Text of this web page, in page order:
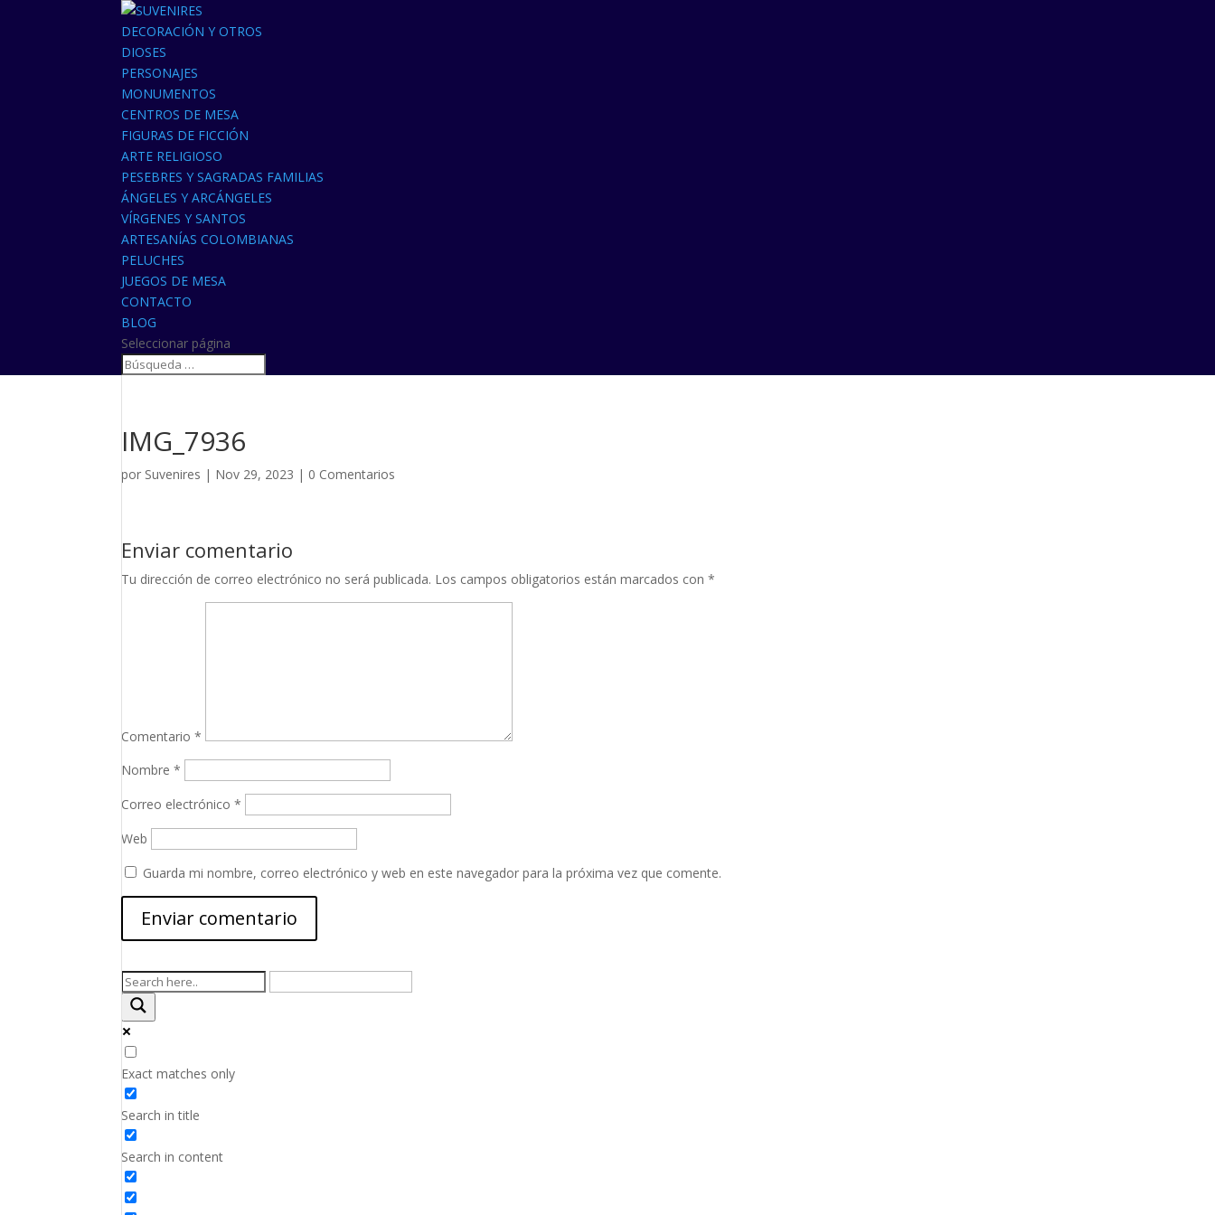
DECORACIÓN Y OTROS
DIOSES
PERSONAJES
MONUMENTOS
CENTROS DE MESA
FIGURAS DE FICCIÓN
ARTE RELIGIOSO
PESEBRES Y SAGRADAS FAMILIAS
ÁNGELES Y ARCÁNGELES
VÍRGENES Y SANTOS
ARTESANÍAS COLOMBIANAS
PELUCHES
JUEGOS DE MESA
CONTACTO
BLOG
Seleccionar página
IMG_7936
por Suvenires | Nov 29, 2023 | 0 Comentarios
Enviar comentario
Tu dirección de correo electrónico no será publicada. Los campos obligatorios están marcados con*
Comentario*
Nombre*
Correo electrónico*
Web
Guarda mi nombre, correo electrónico y web en este navegador para la próxima vez que comente.
Exact matches only
Search in title
Search in content